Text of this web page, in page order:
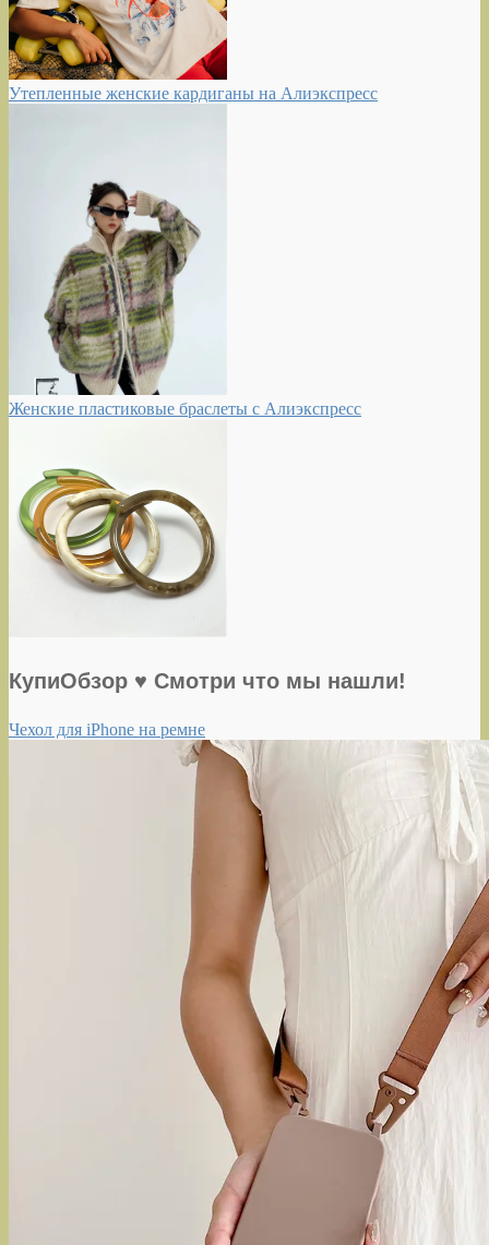
Утепленные женские кардиганы на Алиэкспресс
Женские пластиковые браслеты с Алиэкспресс
КупиОбзор ♥ Смотри что мы нашли!
Чехол для iPhone на ремне